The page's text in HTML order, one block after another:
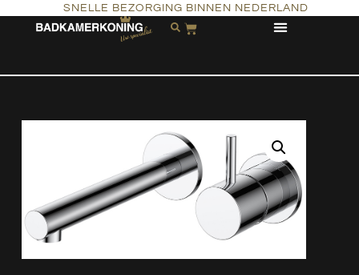
SNELLE BEZORGING BINNEN NEDERLAND